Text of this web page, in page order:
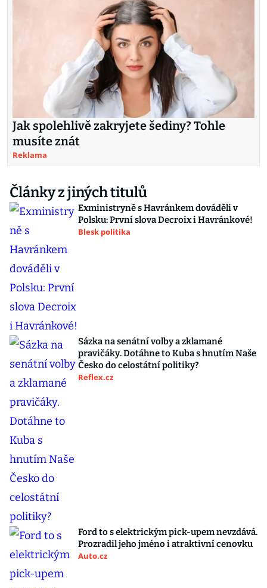
Jak spolehlivě zakryjete šediny? Tohle
musíte znát
Reklama
Články z jiných titulů
Exministryně s Havránkem dováděli v
Polsku: První slova Decroix i Havránkové!
Blesk politika
Sázka na senátní volby a zklamané
pravičáky. Dotáhne to Kuba s hnutím Naše
Česko do celostátní politiky?
Reflex.cz
Ford to s elektrickým pick-upem nevzdává.
Prozradil jeho jméno i atraktivní cenovku
Auto.cz